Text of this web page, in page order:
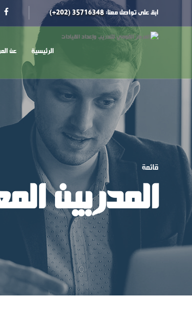
ابق على تواصل معنا:35716348 (202+)
الرئيسية عن
قائمة
المدربين